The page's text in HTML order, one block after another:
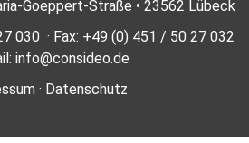
Goeppert-Straße • 23562 Lübeck
030 · Fax: +49 (0) 451 / 50 27 032
info@consideo.de
· Datenschutz